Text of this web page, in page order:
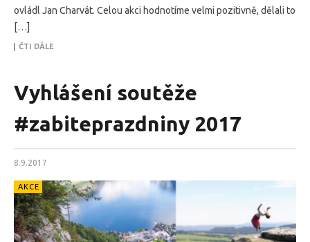
ovládl Jan Charvát. Celou akci hodnotíme velmi pozitivně, dělali to
[…]
ČTI DÁLE
Vyhlášení soutěže
#zabiteprazdniny 2017
8.9.2017
AKCE